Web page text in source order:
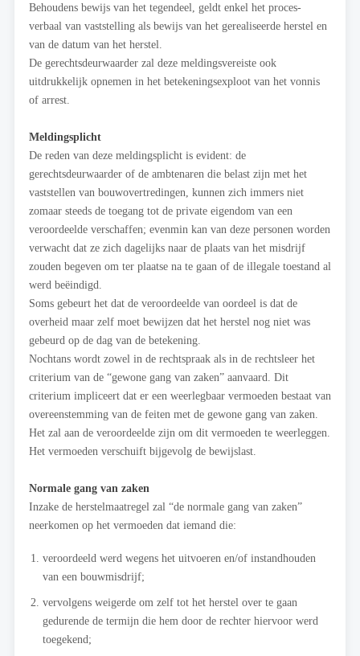
Behoudens bewijs van het tegendeel, geldt enkel het proces-
verbaal van vaststelling als bewijs van het gerealiseerde herstel en
van de datum van het herstel.
De gerechtsdeurwaarder zal deze meldingsvereiste ook
uitdrukkelijk opnemen in het betekeningsexploot van het vonnis
of arrest.
Meldingsplicht
De reden van deze meldingsplicht is evident: de
gerechtsdeurwaarder of de ambtenaren die belast zijn met het
vaststellen van bouwovertredingen, kunnen zich immers niet
zomaar steeds de toegang tot de private eigendom van een
veroordeelde verschaffen; evenmin kan van deze personen worden
verwacht dat ze zich dagelijks naar de plaats van het misdrijf
zouden begeven om ter plaatse na te gaan of de illegale toestand al
werd beëindigd.
Soms gebeurt het dat de veroordeelde van oordeel is dat de
overheid maar zelf moet bewijzen dat het herstel nog niet was
gebeurd op de dag van de betekening.
Nochtans wordt zowel in de rechtspraak als in de rechtsleer het
criterium van de “gewone gang van zaken” aanvaard. Dit
criterium impliceert dat er een weerlegbaar vermoeden bestaat van
overeenstemming van de feiten met de gewone gang van zaken.
Het zal aan de veroordeelde zijn om dit vermoeden te weerleggen.
Het vermoeden verschuift bijgevolg de bewijslast.
Normale gang van zaken
Inzake de herstelmaatregel zal “de normale gang van zaken”
neerkomen op het vermoeden dat iemand die:
veroordeeld werd wegens het uitvoeren en/of instandhouden
van een bouwmisdrijf;
vervolgens weigerde om zelf tot het herstel over te gaan
gedurende de termijn die hem door de rechter hiervoor werd
toegekend;